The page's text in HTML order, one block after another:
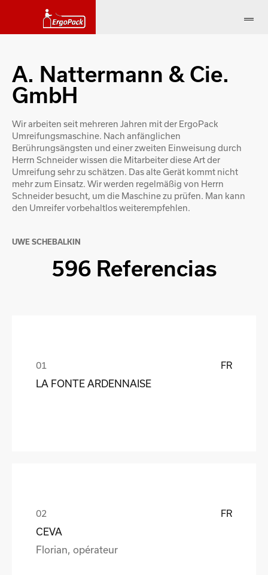
A. Nattermann & Cie.
GmbH
Wir arbeiten seit mehreren Jahren mit der ErgoPack
Umreifungsmaschine. Nach anfänglichen
Berührungsängsten und einer zweiten Einweisung durch
Herrn Schneider wissen die Mitarbeiter diese Art der
Umreifung sehr zu schätzen. Das alte Gerät kommt nicht
mehr zum Einsatz. Wir werden regelmäßig von Herrn
Schneider besucht, um die Maschine zu prüfen. Man kann
den Umreifer vorbehaltlos weiterempfehlen.
UWE SCHEBALKIN
596 Referencias
FR
LA FONTE ARDENNAISE
FR
CEVA
Florian, opérateur